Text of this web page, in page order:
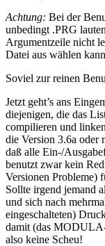
Achtung: Bei der
unbedingt .PRG
Argumentzeile nicht
Datei aus wählen
Soviel zur reinen
Jetzt geht’s ans
diejenigen, die das
compilieren und
die Version 3.6a oder
daß alle Ein-/
benutzt zwar kein
Versionen Probleme)
Sollte irgend jemand
und sich nach
eingeschalteten)
damit (das
also keine Scheu!